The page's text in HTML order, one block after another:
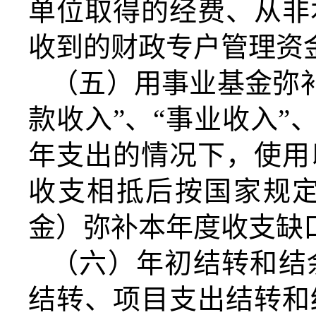
单位取得的经费、从
收到的财政专户管理资
（五）用事业基金
款收入”、“事业收入”
年支出的情况下，使
收支相抵后按国家规
金）弥补本年度收支缺
（六）年初结转和
结转、项目支出结转